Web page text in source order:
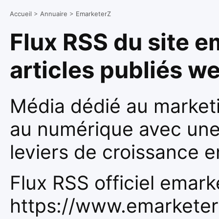
Accueil > Annuaire > EmarketerZ
Flux RSS du site
articles publiés
Média dédié au
au numérique avec
leviers de croissance
Flux RSS officiel
https://